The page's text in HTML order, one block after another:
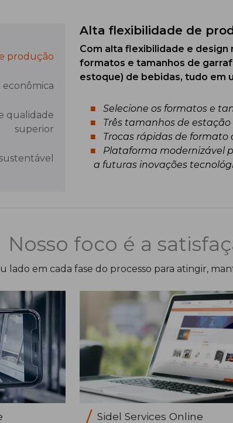
produção
econômica
qualidade
superior
Alta flexibilidade de
Com alta flexibilidade e
formatos e tamanhos de
estoque) de bebidas, tudo em
Selecione os formatos e
Três tamanhos de estação
Trocas rápidas de formato
Plataforma modernizável
a futuras inovações
Nosso foco é a
lado em cada fase do processo para atingir,
Sidel Services Online